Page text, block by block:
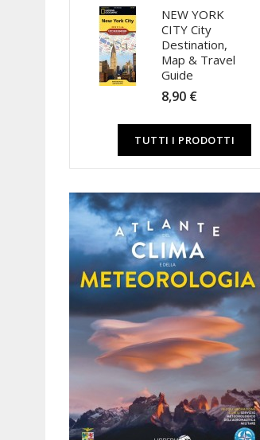
NEW YORK
CITY City
Destination,
Map & Travel
Guide
8,90 €
TUTTI I PRODOTTI